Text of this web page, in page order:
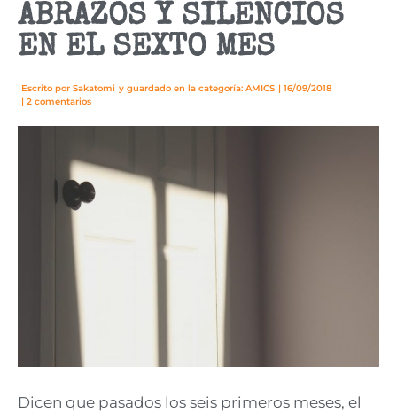
ABRAZOS Y SILENCIOS
EN EL SEXTO MES
Escrito por Sakatomi y guardado en la categoría: AMICS | 16/09/2018
| 2 comentarios
Dicen que pasados los seis primeros meses, el